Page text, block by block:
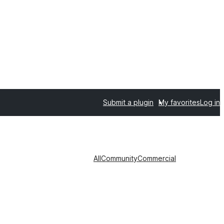
Submit a plugin My favoritesLog in
AllCommunityCommercial